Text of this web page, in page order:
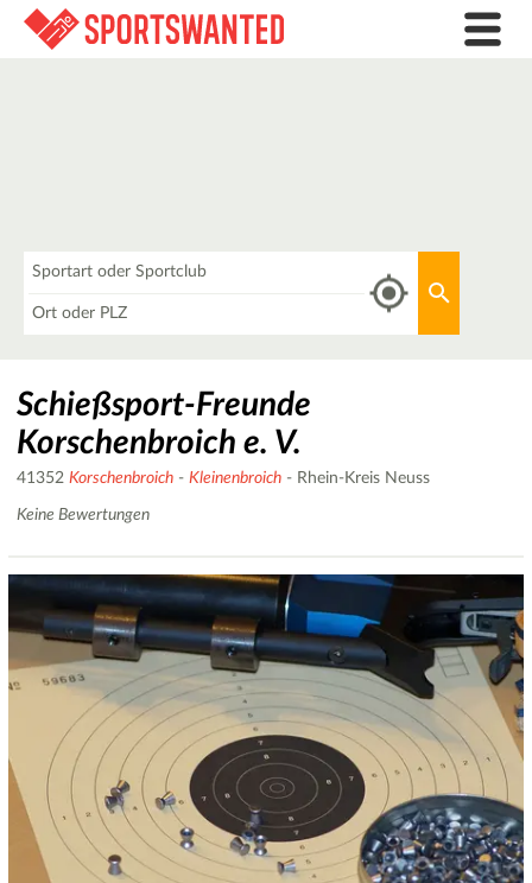
Schießsport-Freunde
Korschenbroich e. V.
41352 Korschenbroich - Kleinenbroich - Rhein-Kreis Neuss
Keine Bewertungen